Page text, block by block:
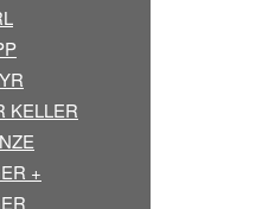
KELLER
+